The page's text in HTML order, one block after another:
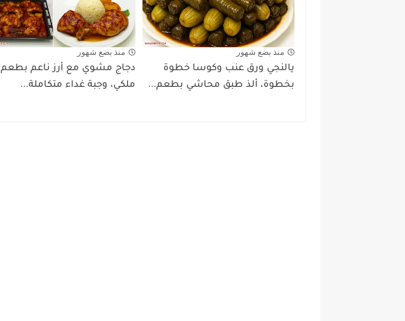
منذ بضع شهور
يالنجي ورق عنب وكوسا خطوة
بخطوة، ألذ طبق محاشي بطعم...
منذ بضع شهور
دجاج مشوي مع أرز ناعم بطعم
ملكي، وجبة غداء متكاملة...